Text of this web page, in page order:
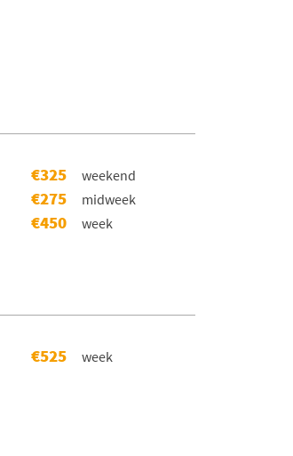
€325 weekend
€275 midweek
€450 week
€525 week